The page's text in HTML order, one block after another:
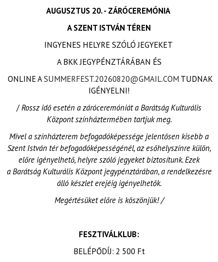
AUGUSZTUS 20. - ZÁRÓCEREMÓNIA
A SZENT ISTVÁN TÉREN
INGYENES HELYRE SZÓLÓ JEGYEKET
A BKK JEGYPÉNZTÁRÁBAN ÉS
ONLINE ASUMMERFEST.20260820@GMAIL.COM TUDNAK
IGÉNYELNI!
/Rossz idő esetén a záróceremóniát a Barátság Kulturális
Központ színháztermében tartjuk meg.
Mivel a színházterem befogadóképessége jelentősen kisebb a
Szent István tér befogadóképességénél, az esőhelyszínre külön,
előre igényelhető, helyre szóló jegyeket biztosítunk. Ezek
a Barátság Kulturális Központ jegypénztárában, a rendelkezésre
álló készlet erejéig igényelhetők.
Megértésüket előre is köszönjük! /
FESZTIVÁLKLUB:
BELÉPŐDÍJ: 2 500 Ft